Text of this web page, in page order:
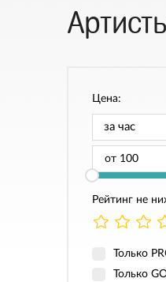
Цена:
от
Рейтинг не
Только
Только